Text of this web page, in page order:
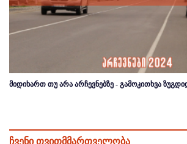
მიდიხართ თუ არა არჩევნებზე - გამოკითხვა
ჩვენი თვითმმართველობა